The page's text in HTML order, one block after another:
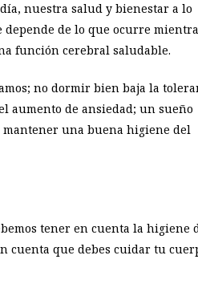
nuestra salud y bienestar a lo
depende de lo que ocurre
función cerebral saludable.
no dormir bien baja la
aumento de ansiedad; un sueño
mantener una buena higiene del
tener en cuenta la higiene
cuenta que debes cuidar tu